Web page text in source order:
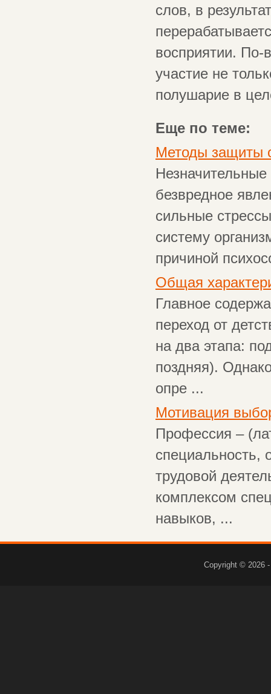
слов, в
восприятии.
участие не
полушарие в
Еще по теме:
Методы защиты
безвредное
сильные
систему
причиной
Общая
Главное
переход от
на два этапа:
поздняя).
опре ...
Мотивация
Профессия –
специальность,
трудовой
комплексом
навыков, ...
Copyright © 2026